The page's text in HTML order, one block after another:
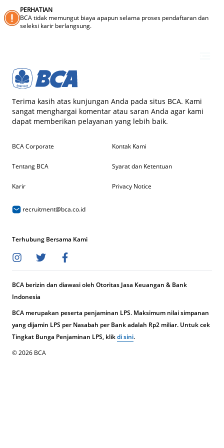
PERHATIAN
BCA tidak memungut biaya apapun selama proses pendaftaran dan
seleksi karir berlangsung.
Terima kasih atas kunjungan Anda pada situs BCA. Kami
sangat menghargai komentar atau saran Anda agar kami
dapat memberikan pelayanan yang lebih baik.
BCA Corporate Kontak Kami
Tentang BCA Syarat dan Ketentuan
Karir Privacy Notice
recruitment@bca.co.id
Terhubung Bersama Kami
BCA berizin dan diawasi oleh Otoritas Jasa Keuangan & Bank
Indonesia
BCA merupakan peserta penjaminan LPS. Maksimum nilai simpanan
yang dijamin LPS per Nasabah per Bank adalah Rp2 miliar. Untuk cek
Tingkat Bunga Penjaminan LPS, klikdi sini.
© 2026 BCA